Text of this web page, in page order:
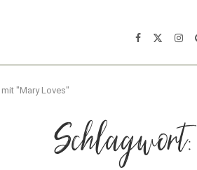
"Mary Loves"
Schlagwort: